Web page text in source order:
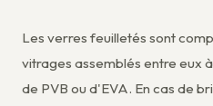
Les verres feuilletés sont
vitrages assemblés entre eux
de PVB ou d'EVA. En cas de